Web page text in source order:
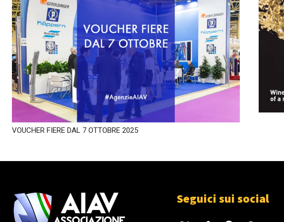
VOUCHER FIERE DAL 7 OTTOBRE 2025
Seguici sui social